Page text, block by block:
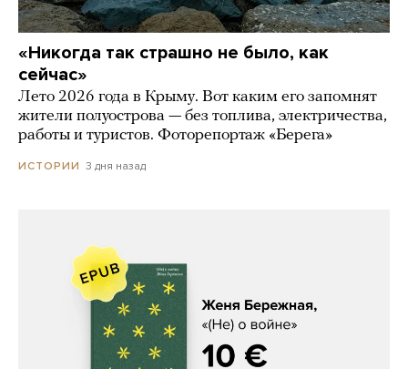
«Никогда так страшно не было, как
сейчас»
Лето 2026 года в Крыму. Вот каким его запомнят
жители полуострова — без топлива, электричества,
работы и туристов. Фоторепортаж «Берега»
ИСТОРИИ 3 дня назад